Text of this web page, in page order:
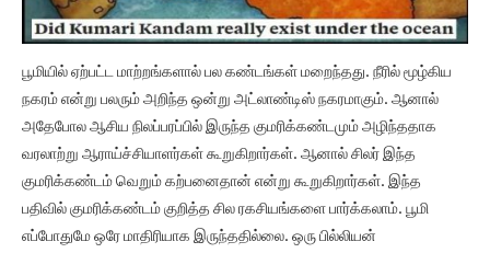
பூமியில் ஏற்பட்ட மாற்றங்களால் பல கண்டங்கள் மறைந்தது. நீரில் மூழ்கிய
நகரம் என்று பலரும் அறிந்த ஒன்று அட்லாண்டிஸ் நகரமாகும். ஆனால்
அதேபோல ஆசிய நிலப்பரப்பில் இருந்த குமரிக்கண்டமும் அழிந்ததாக
வரலாற்று ஆராய்ச்சியாளர்கள் கூறுகிறார்கள். ஆனால் சிலர் இந்த
குமரிக்கண்டம் வெறும் கற்பனைதான் என்று கூறுகிறார்கள். இந்த
பதிவில் குமரிக்கண்டம் குறித்த சில ரகசியங்களை பார்க்கலாம். பூமி
எப்போதுமே ஒரே மாதிரியாக இருந்ததில்லை. ஒரு பில்லியன்